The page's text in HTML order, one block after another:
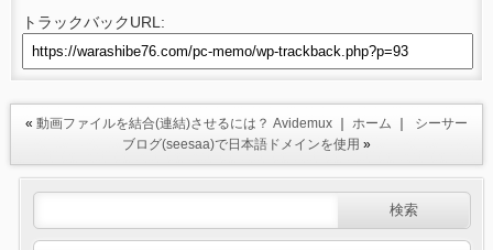
トラックバックURL:
« 動画ファイルを結合(連結)させるには？ Avidemux｜ ホーム ｜ シーサー
ブログ(seesaa)で日本語ドメインを使用 »